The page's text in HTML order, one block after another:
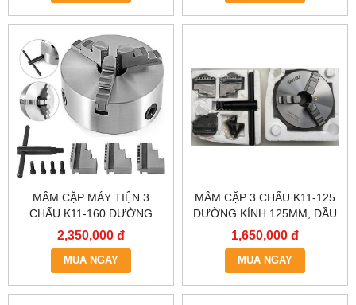
TẤC.
MÂM CẶP MÁY TIỆN 3
CHẤU K11-160 ĐƯỜNG
KÍNH 160MM, ĐẦU CHẤU 1
TẤC 6, LATO MÁY TIỆN,ĐẦU
KẸP MÁY TIỆN 1 TẤC 6
2,350,000 đ
MUA NGAY
MÂM CẶP 3 CHẤU K11-125
ĐƯỜNG KÍNH 125MM, ĐẦU
KẸP MÁY TIỆN 1 TẤC
25,MÂM CẶP MÁY TIỆN,
LATO MÁY TIỆN, MÂM CẶP
TỰ ĐỊNH TÂM.
1,650,000 đ
MUA NGAY